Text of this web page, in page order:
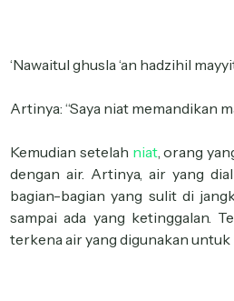
‘Nawaitul ghusla ‘an hadzihil
Artinya: “Saya niat memandikan
Kemudian setelah niat, orang
dengan air. Artinya, air yang
bagian-bagian yang sulit di
sampai ada yang ketinggalan.
terkena air yang digunakan untuk